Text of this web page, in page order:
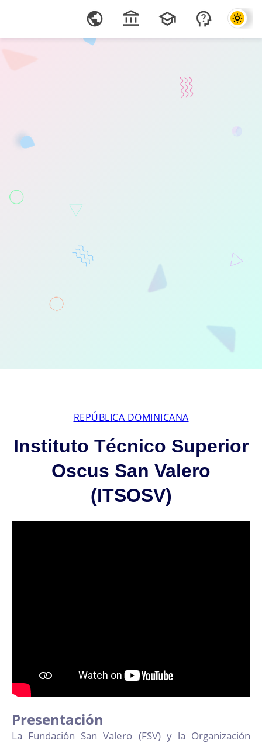
REPÚBLICA DOMINICANA
Instituto Técnico Superior
Oscus San Valero
(ITSOSV)
Presentación
La Fundación San Valero (FSV) y la Organización